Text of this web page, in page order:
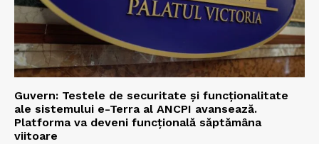
Guvern: Testele de securitate și funcționalitate
ale sistemului e-Terra al ANCPI avansează.
Platforma va deveni funcțională săptămâna
viitoare